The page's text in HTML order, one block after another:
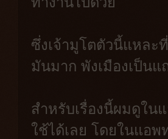
ซึ่งเจ้ามูโตตัวนี้แหละ
มันมาก พังเมืองเป็น
สำหรับเรื่องนี้ผมดูใน
ใช้ได้เลย โดยในแอพ